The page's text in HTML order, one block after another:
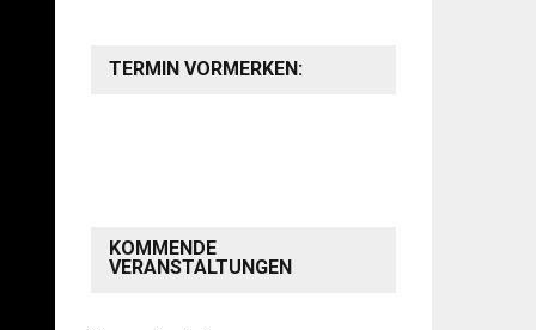
TERMIN VORMERKEN:
KOMMENDE
VERANSTALTUNGEN